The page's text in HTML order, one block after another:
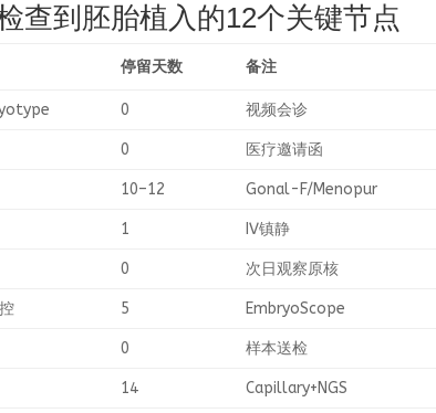
查到胚胎植入的12个关键节点
停留天数 备注
0 视频会诊
0 医疗邀请函
10–12 Gonal-F/Menopur
1 IV镇静
0 次日观察原核
5 EmbryoScope
0 样本送检
14 Capillary+NGS